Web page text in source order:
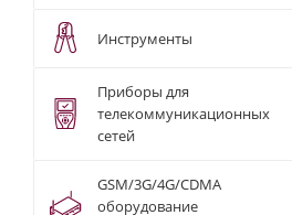
Инструменты
Приборы для
телекоммуникационных
сетей
GSM/3G/4G/CDMA
оборудование